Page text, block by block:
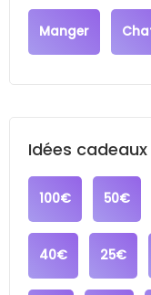
Manger
Idées
100€ 50€
40€ 25€